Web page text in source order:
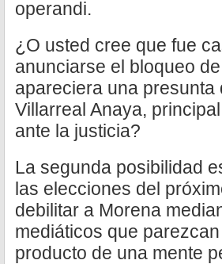
operandi.
¿O usted cree que fue
anunciarse el bloqueo
apareciera una
Villarreal Anaya,
ante la justicia?
La segunda posibilidad
las elecciones del
debilitar a Morena
mediáticos que
producto de una mente